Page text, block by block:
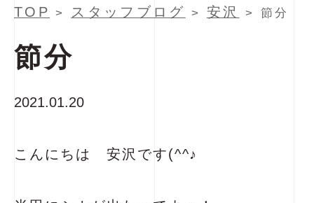
TOP > スタッフブログ > 安沢 > 節分
節分
2021.01.20
こんにちは 安沢です(^^♪